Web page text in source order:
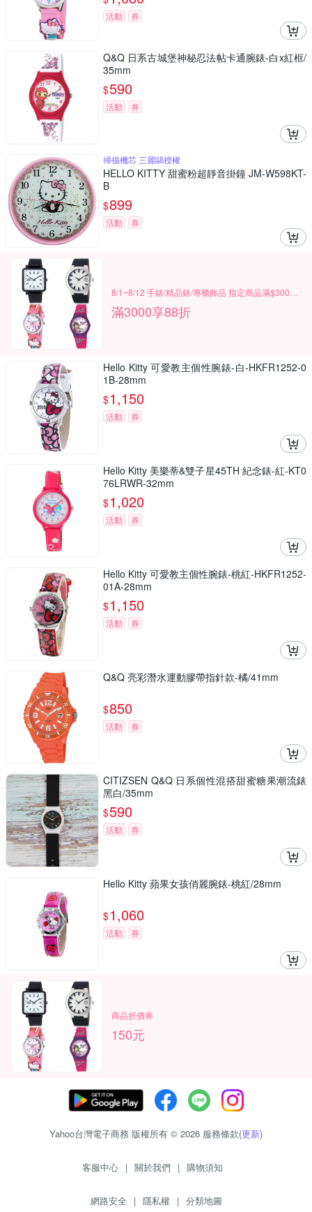
活動 券
Q&Q 日系古城堡神秘忍法帖卡通腕錶-白x紅框/
35mm
$590
活動 券
掃描機芯 三麗鷗授權
HELLO KITTY 甜蜜粉超靜音掛鐘 JM-W598KT-
B
$899
活動 券
滿3000享88折
Hello Kitty 可愛教主個性腕錶-白-HKFR1252-0
1B-28mm
$1,150
活動 券
Hello Kitty 美樂蒂&雙子星45TH 紀念錶-紅-KT0
76LRWR-32mm
$1,020
活動 券
Hello Kitty 可愛教主個性腕錶-桃紅-HKFR1252-
01A-28mm
$1,150
活動 券
Q&Q 亮彩潛水運動膠帶指針款-橘/41mm
$850
活動 券
CITIZSEN Q&Q 日系個性混搭甜蜜糖果潮流錶
黑白/35mm
$590
活動 券
Hello Kitty 蘋果女孩俏麗腕錶-桃紅/28mm
$1,060
活動 券
商品折價券
150元
Yahoo台灣電子商務 版權所有 © 2026 服務條款(更新)
客服中心 | 關於我們 | 購物須知
網路安全 | 隱私權 | 分類地圖